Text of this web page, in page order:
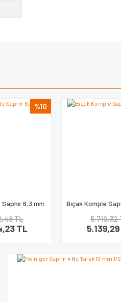
Yorum Yaz
Gönder
%10
6,3 mm.
TL
TL
Bıçak Komple
5.710,32